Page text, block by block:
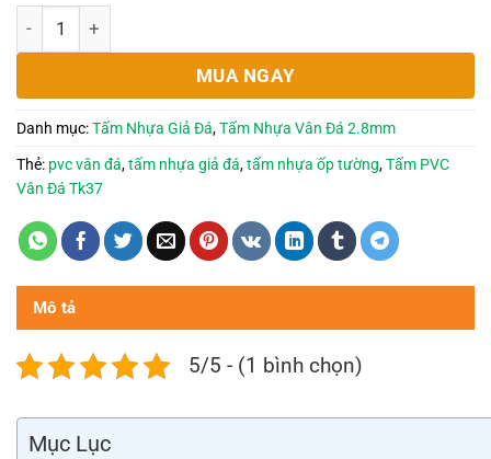
Tấm Nhựa Giả Đá TK37 - 2.8x1220x2440mm số lượng
MUA NGAY
Danh mục:Tấm Nhựa Giả Đá,Tấm Nhựa Vân Đá 2.8mm
Thẻ: pvc vân đá,tấm nhựa giả đá,tấm nhựa ốp tường,Tấm PVC
Vân Đá Tk37
Mô tả
5/5 - (1 bình chọn)
Mục Lục